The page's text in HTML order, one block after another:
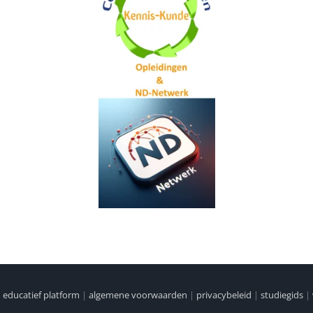
educatief platform | algemene voorwaarden | privacybeleid | studiegids|